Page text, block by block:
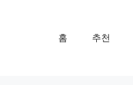
홈 추천